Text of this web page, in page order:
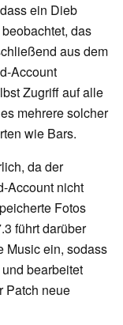
ein Dieb
das
aus dem
Account
Zugriff auf alle
mehrere solcher
wie Bars.
da der
Account nicht
Fotos
führt darüber
Music ein, sodass
bearbeitet
Patch neue